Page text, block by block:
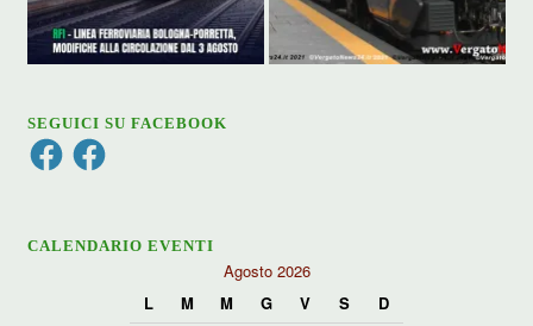
SEGUICI SU FACEBOOK
FacebookFacebook
CALENDARIO EVENTI
Agosto 2026
L
M M G V S
D